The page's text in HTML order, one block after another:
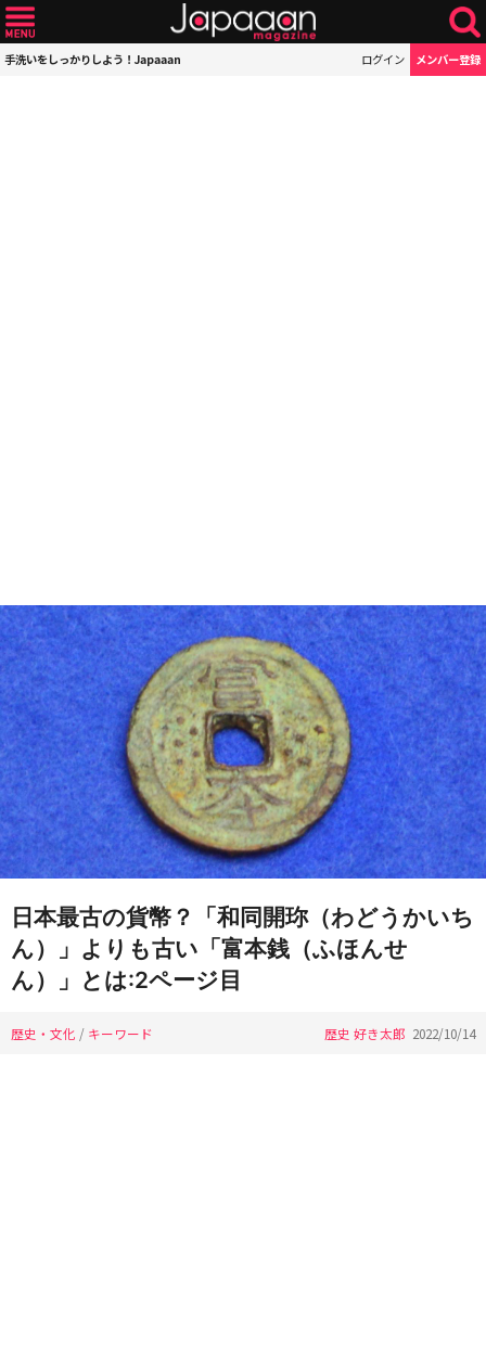
手洗いをしっかりしよう！Japaaan ログイン メンバー登録
日本最古の貨幣？「和同開珎（わどうかいち
ん）」よりも古い「富本銭（ふほんせ
ん）」とは:2ページ目
歴史・文化 / キーワード 歴史 好き太郎 2022/10/14